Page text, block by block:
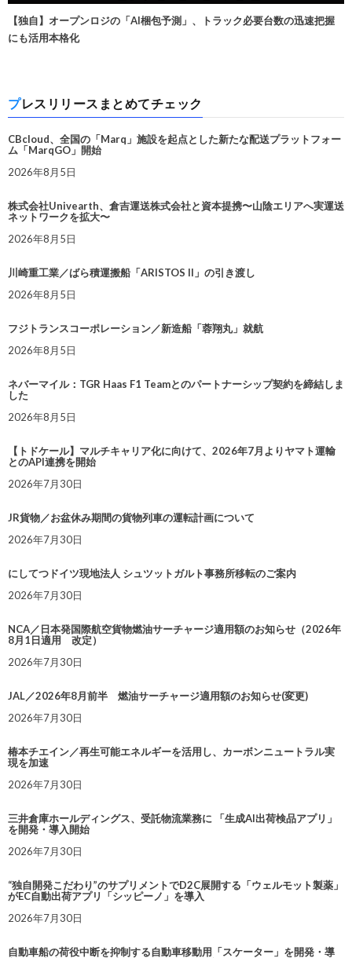
【独自】オープンロジの「AI梱包予測」、トラック必要台数の迅速把握
にも活用本格化
プレスリリースまとめてチェック
CBcloud、全国の「Marq」施設を起点とした新たな配送プラットフォー
ム「MarqGO」開始
2026年8月5日
株式会社Univearth、倉吉運送株式会社と資本提携〜山陰エリアへ実運送
ネットワークを拡大〜
2026年8月5日
川崎重工業／ばら積運搬船「ARISTOS II」の引き渡し
2026年8月5日
フジトランスコーポレーション／新造船「蓉翔丸」就航
2026年8月5日
ネバーマイル：TGR Haas F1 Teamとのパートナーシップ契約を締結しま
した
2026年8月5日
【トドケール】マルチキャリア化に向けて、2026年7月よりヤマト運輸
とのAPI連携を開始
2026年7月30日
JR貨物／お盆休み期間の貨物列車の運転計画について
2026年7月30日
にしてつドイツ現地法人 シュツットガルト事務所移転のご案内
2026年7月30日
NCA／日本発国際航空貨物燃油サーチャージ適用額のお知らせ（2026年
8月1日適用 改定）
2026年7月30日
JAL／2026年8月前半 燃油サーチャージ適用額のお知らせ(変更)
2026年7月30日
椿本チエイン／再生可能エネルギーを活用し、カーボンニュートラル実
現を加速
2026年7月30日
三井倉庫ホールディングス、受託物流業務に 「生成AI出荷検品アプリ」
を開発・導入開始
2026年7月30日
“独自開発こだわり”のサプリメントでD2C展開する「ウェルモット製薬」
がEC自動出荷アプリ「シッピーノ」を導入
2026年7月30日
自動車船の荷役中断を抑制する自動車移動用「スケーター」を開発・導